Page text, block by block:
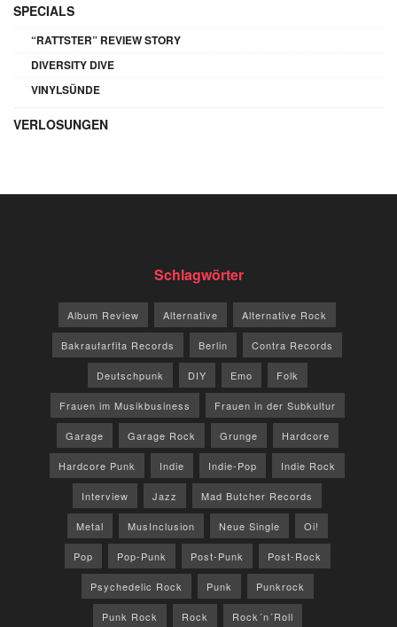
SPECIALS
“RATTSTER” REVIEW STORY
DIVERSITY DIVE
VINYLSÜNDE
VERLOSUNGEN
Schlagwörter
Album Review Alternative Alternative Rock
Bakraufarfita Records Berlin Contra Records
Deutschpunk DIY Emo Folk
Frauen im Musikbusiness Frauen in der Subkultur
Garage Garage Rock Grunge Hardcore
Hardcore Punk Indie Indie-Pop Indie Rock
Interview Jazz Mad Butcher Records
Metal MusInclusion Neue Single Oi!
Pop Pop-Punk Post-Punk Post-Rock
Psychedelic Rock Punk Punkrock
Punk Rock Rock Rock´n´Roll